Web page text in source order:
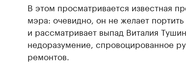
В этом просматривается известная
мэра: очевидно, он не желает
и рассматривает выпад Виталия
недоразумение, спровоцированное
ремонтов.